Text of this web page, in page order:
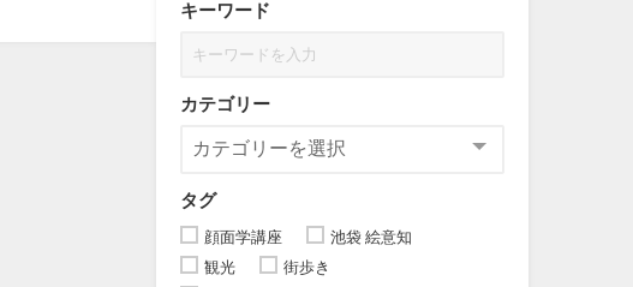
キーワード
カテゴリー
タグ
顔面学講座
池袋 絵意知
観光
街歩き